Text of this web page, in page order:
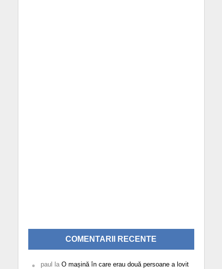
COMENTARII RECENTE
paul la O mașină în care erau două persoane a lovit